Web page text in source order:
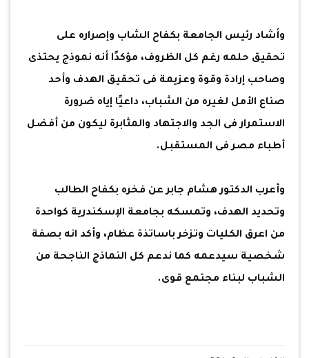
وأشاد رئيس الجامعة بكفاح الشاب وإصراره على
تحقيق حلمه رغم كل الظروف، مؤكدًا أنه نموذج يحتذى
وصاحب إرادة وقوة وعزيمة فى تحقيق الهدف وأحد
صناع الأمل لغيره من الشباب، داعيًا إياه ضرورة
الاستمرار فى الجد والاجتهاد والمثابرة ليكون من أفضل
أطباء مصر فى المستقبل.
وأعرب الدكتور هشام جابر عن فخره بكفاح الطالب
وتحديد الهدف، وتمسكه بجامعة الإسكندرية كواحدة
من اعرق الكليات وتزخر باساتذة عظام، وأكد انه بصفة
شخصية سيدعمه كما ندعم كل النماذج الناجحة من
الشباب لبناء مجتمع قوى.